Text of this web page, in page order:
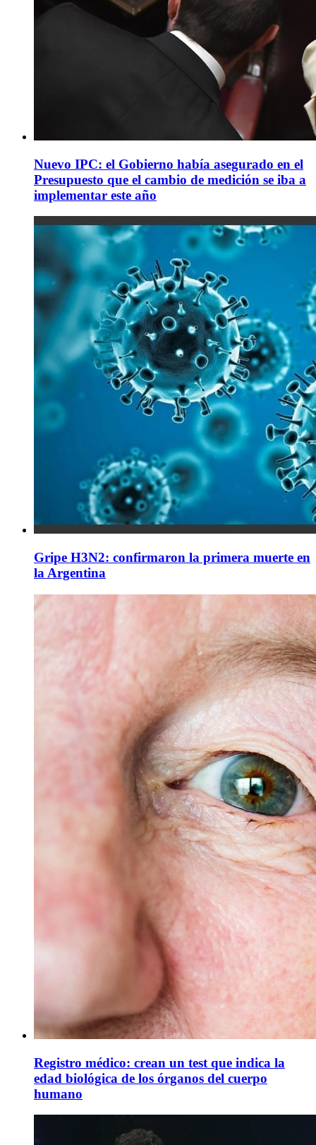
Nuevo IPC: el Gobierno había asegurado en el
Presupuesto que el cambio de medición se iba a
implementar este año
Gripe H3N2: confirmaron la primera muerte en
la Argentina
Registro médico: crean un test que indica la
edad biológica de los órganos del cuerpo
humano